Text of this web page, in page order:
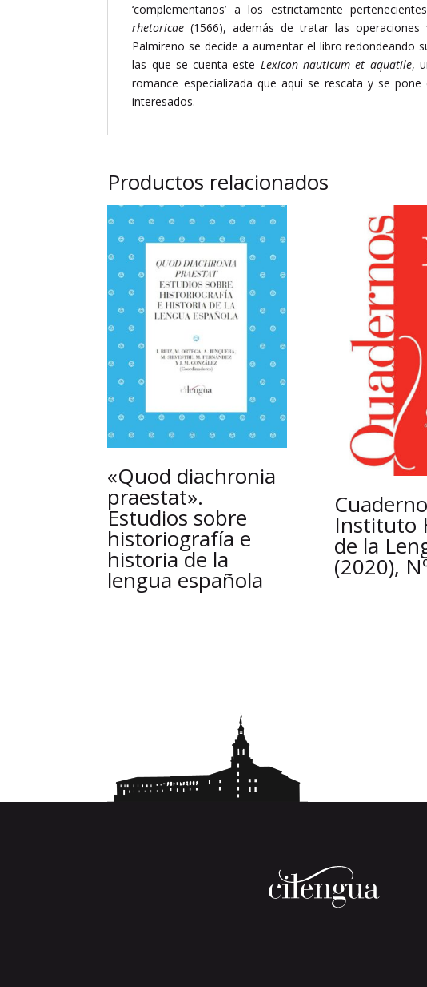
‘complementarios’ a los estrictamente
rhetoricae(1566), además de tratar las
Palmireno se decide a aumentar el libro redondeando
las que se cuenta este Lexicon nauticum et aquatile,
romance especializada que aquí se rescata y se
interesados.
Productos relacionados
«Quod diachronia
praestat».
Estudios sobre
historiografía e
historia de la
lengua española
Instituto
de la
(2020),